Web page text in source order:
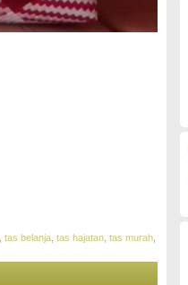
tas belanja tas hajatan tas murah